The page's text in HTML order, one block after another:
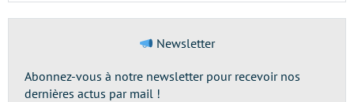
Newsletter
Abonnez-vous à notre newsletter pour recevoir nos
dernières actus par mail !